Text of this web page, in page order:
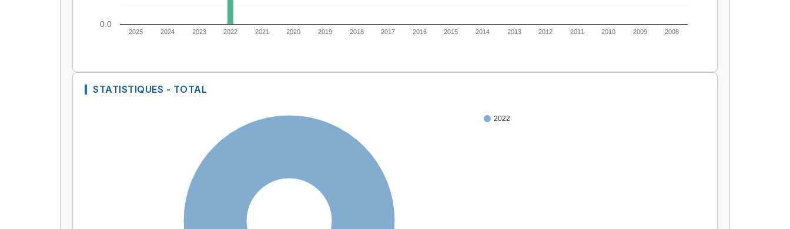
2025 2024 2023 2022 2021 2020 2019 2018 2017 2016 2015 2014 2013 2012 2011 2010 2009 2008
0.0
STATISTIQUES - TOTAL
2022